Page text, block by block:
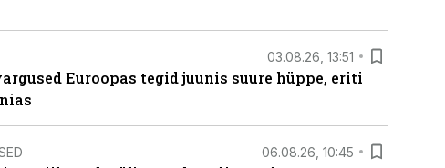
03.08.26, 13:51
Euroopas tegid juunis suure hüppe, eriti
06.08.26, 10:45